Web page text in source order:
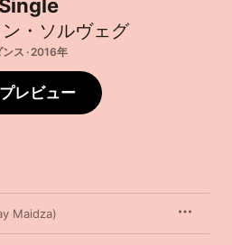
Single
・ソルヴェグ
ンス · 2016年
プレビュー
Maidza)